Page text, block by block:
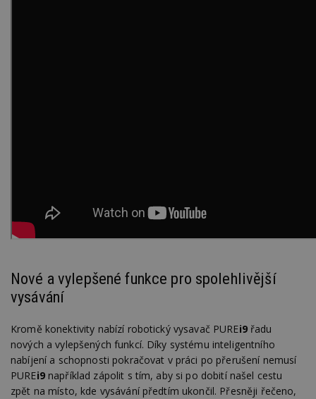
Nové a vylepšené funkce pro spolehlivější
vysávání
Kromě konektivity nabízí robotický vysavač PUREi9řadu
nových a vylepšených funkcí. Díky systému inteligentního
nabíjení a schopnosti pokračovat v práci po přerušení nemusí
PUREi9například zápolit s tím, aby si po dobití našel cestu
zpět na místo, kde vysávání předtím ukončil. Přesněji řečeno,